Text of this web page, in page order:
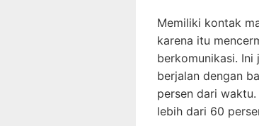
Memiliki kontak
karena itu
berkomunikasi.
berjalan dengan
persen dari
lebih dari 60